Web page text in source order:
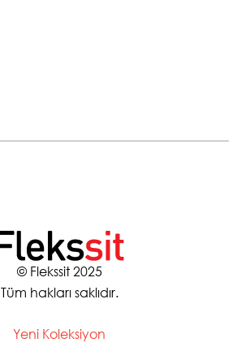
© Flekssit 2025
Tüm hakları saklıdır.
Yeni Koleksiyon